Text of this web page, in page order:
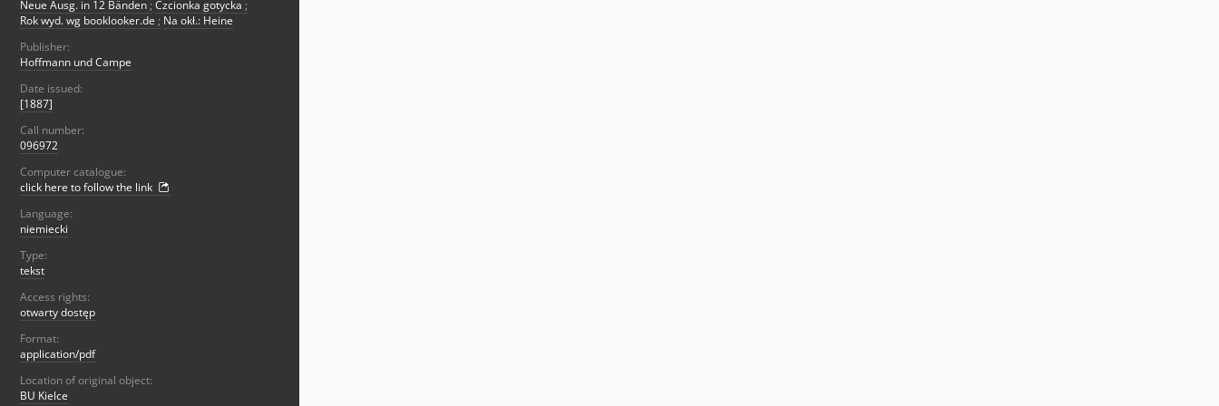
Neue Ausg. in 12 Bänden ; Czcionka gotycka ;
Rok wyd. wg booklooker.de ; Na okł.: Heine
Publisher:
Hoffmann und Campe
Date issued:
[1887]
Call number:
096972
Computer catalogue:
click here to follow the link
Language:
niemiecki
Type:
tekst
Access rights:
otwarty dostęp
Format:
application/pdf
Location of original object:
BU Kielce